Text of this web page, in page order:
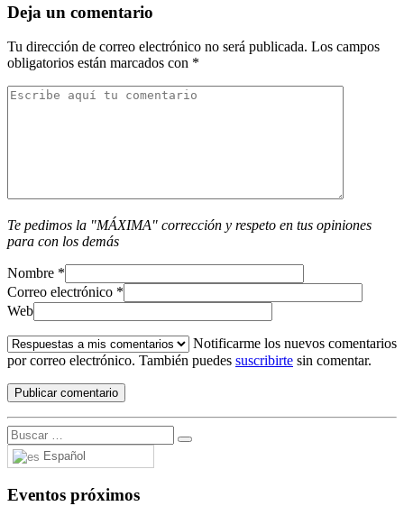
Deja un comentario
Tu dirección de correo electrónico no será publicada. Los campos
obligatorios están marcados con *
Te pedimos la "MÁXIMA" corrección y respeto en tus opiniones
para con los demás
Nombre *
Correo electrónico *
Web
Notificarme los nuevos comentarios
por correo electrónico. También puedes suscribirte sin comentar.
Español
Eventos próximos